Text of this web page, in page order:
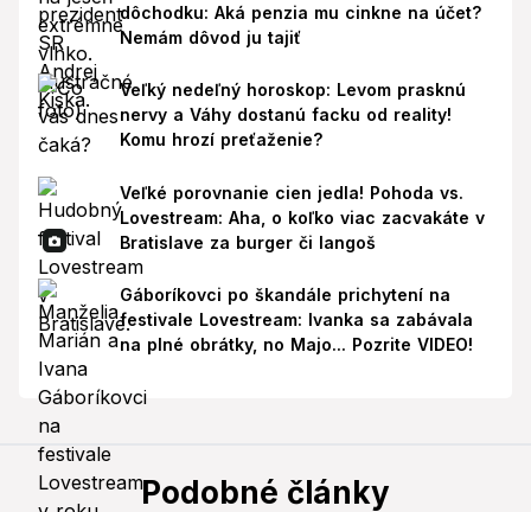
dôchodku: Aká penzia mu cinkne na účet?
Nemám dôvod ju tajiť
Veľký nedeľný horoskop: Levom prasknú
nervy a Váhy dostanú facku od reality!
Komu hrozí preťaženie?
Veľké porovnanie cien jedla! Pohoda vs.
Lovestream: Aha, o koľko viac zacvakáte v
Bratislave za burger či langoš
Gáboríkovci po škandále prichytení na
festivale Lovestream: Ivanka sa zabávala
na plné obrátky, no Majo... Pozrite VIDEO!
Podobné články